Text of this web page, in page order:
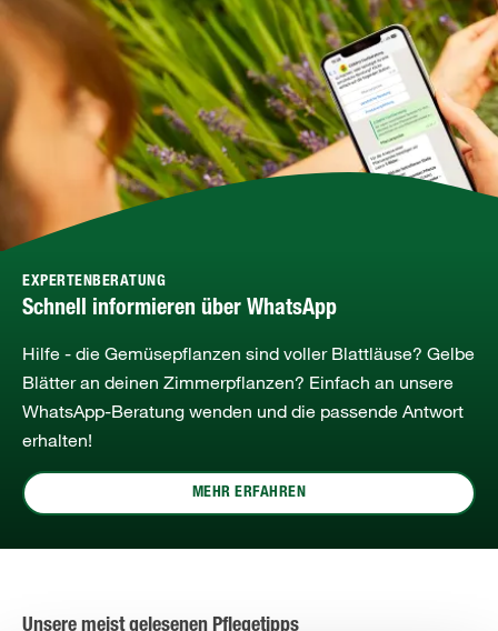
EXPERTENBERATUNG
Schnell informieren über WhatsApp
Hilfe - die Gemüsepflanzen sind voller Blattläuse? Gelbe
Blätter an deinen Zimmerpflanzen? Einfach an unsere
WhatsApp-Beratung wenden und die passende Antwort
erhalten!
MEHR ERFAHREN
Unsere meist gelesenen Pflegetipps